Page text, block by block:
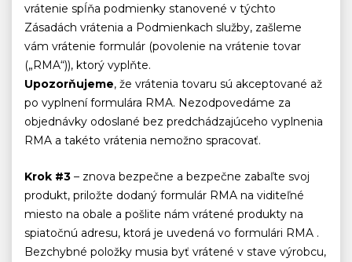
vrátenie spĺňa podmienky stanovené v týchto
Zásadách vrátenia a Podmienkach služby, zašleme
vám vrátenie formulár (povolenie na vrátenie tovar
(„RMA“)), ktorý vyplňte.
Upozorňujeme, že vrátenia tovaru sú akceptované až
po vyplnení formulára RMA. Nezodpovedáme za
objednávky odoslané bez predchádzajúceho vyplnenia
RMA a takéto vrátenia nemožno spracovať.
Krok #3 – znova bezpečne a bezpečne zabaľte svoj
produkt, priložte dodaný formulár RMA na viditeľné
miesto na obale a pošlite nám vrátené produkty na
spiatočnú adresu, ktorá je uvedená vo formulári RMA .
Bezchybné položky musia byť vrátené v stave výrobcu,